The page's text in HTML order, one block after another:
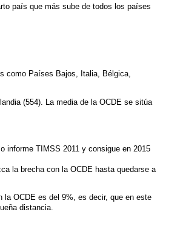
país que más sube de todos los países
como Países Bajos, Italia, Bélgica,
(554). La media de la OCDE se sitúa
informe TIMSS 2011 y consigue en 2015
la brecha con la OCDE hasta quedarse a
la OCDE es del 9%, es decir, que en este
distancia.